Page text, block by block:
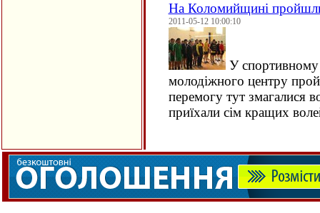
На Коломийщині пройшли
2011-05-12 10:00:10
У спортивному
молодіжного центру
перемогу тут змагалися
приїхали сім кращих